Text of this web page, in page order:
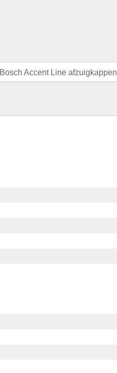
Bosch Accent Line afzuigkappen